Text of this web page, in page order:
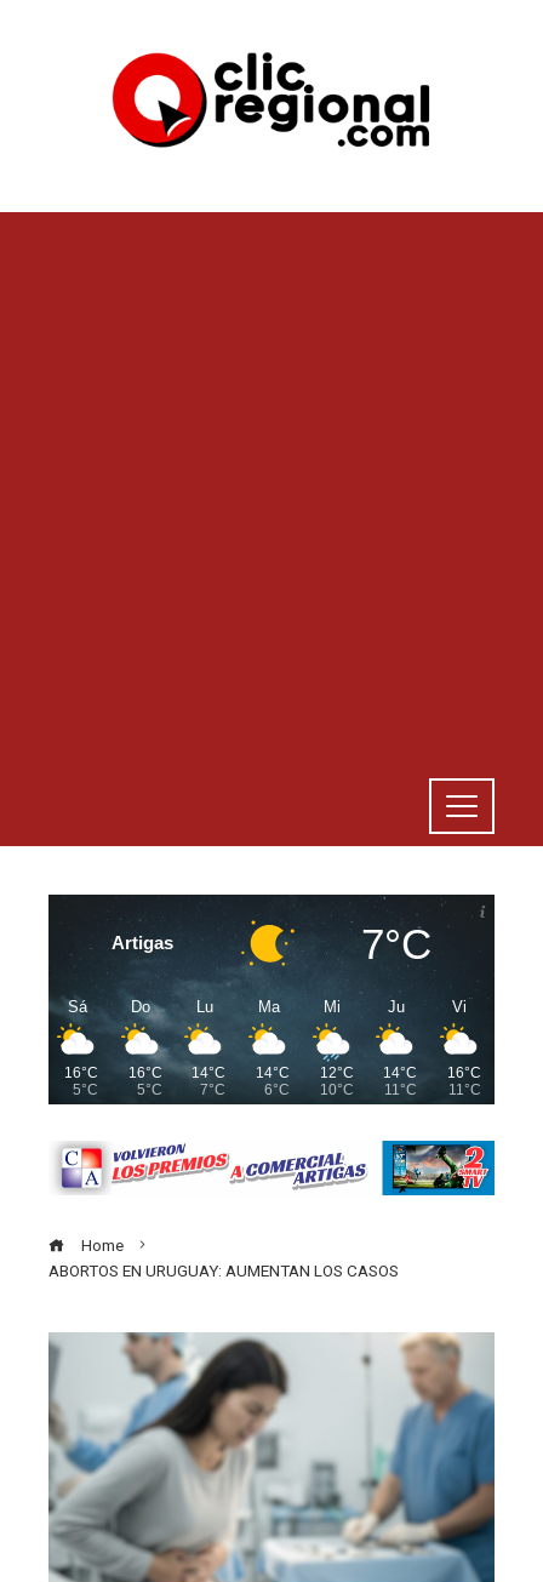
Artigas 7°C
Sá
16°C
5°C
Do
16°C
5°C
Lu
14°C
7°C
Ma
14°C
6°C
Mi
12°C
10°C
Ju
14°C
11°C
Vi
16°C
11°C
Home
ABORTOS EN URUGUAY: AUMENTAN LOS CASOS